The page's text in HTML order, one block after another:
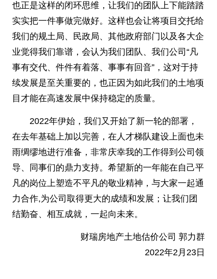
也正是这样的闭环思维，让我们的团队上下能踏踏
实实把一件事做完做好。这样也会让将项目交托给
我们的规土局、民政局、其他政府部门以及各大企
业觉得我们靠谱，会认为我们团队、我们公司“凡
事有交代、件件有着落、事事有回音”，这对于持
续发展是至关重要的，也正因为如此我们的土地项
目才能在高速发展中保持稳定的质量。
2022年伊始，我们又开始了新一轮的部署，
在去年基础上加以完善，在人才梯队建设上面也未
雨绸缪地进行准备，非常庆幸我的工作得到公司领
导、同事们的鼎力支持。希望新的一年能在自己平
凡的岗位上塑造不平凡的敬业精神，与大家一起通
力合作,为公司取得更大的成绩和发展；让我们团
结勤奋、相互成就，一起向未来。
财瑞房地产土地估价公司 郭力群
2022年2月23日